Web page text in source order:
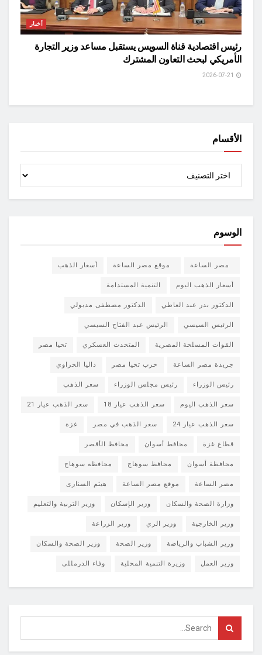
أخبار
رئيس اقتصادية قناة السويس يستقبل مساعد وزير التجارة
الأمريكي لبحث التعاون المشترك
الأقسام
الوسوم
مصر الساعة موقع مصر الساعة أسعار الذهب
أسعار الذهب اليوم التنمية المستدامة
الدكتور بدر عبد العاطي الدكتور مصطفى مدبولي
الرئيس السيسي الرئيس عبد الفتاح السيسي
القوات المسلحة المصرية المتحدث العسكري تحيا مصر
جريدة مصر الساعة حزب تحيا مصر داليا الحزاوي
رئيس الوزراء رئيس مجلس الوزراء سعر الذهب
سعر الذهب اليوم سعر الذهب عيار 18 سعر الذهب عيار 21
سعر الذهب عيار 24 سعر الذهب في مصر غزة
قطاع غزة محافظ أسوان محافظ الأقصر
محافظة أسوان محافظ سوهاج محافظه سوهاج
مصر الساعة موقع مصر الساعة هيثم السنارى
وزارة الصحة والسكان وزير الإسكان وزير التربية والتعليم
وزير الخارجية وزير الري وزير الزراعة
وزير الشباب والرياضة وزير الصحة وزير الصحة والسكان
وزير العمل وزيرة التنمية المحلية وفاء الدرمللى